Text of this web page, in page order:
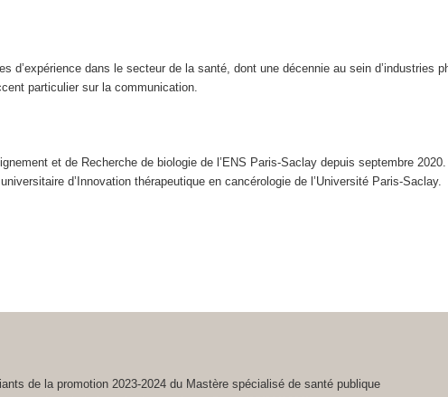
d’expérience dans le secteur de la santé, dont une décennie au sein d’industries
particulier sur la communication.
et de Recherche de biologie de l’ENS Paris-Saclay depuis septembre
d’Innovation thérapeutique en cancérologie de l’Université Paris-Saclay.
de la promotion 2023-2024 du Mastère spécialisé de santé publique